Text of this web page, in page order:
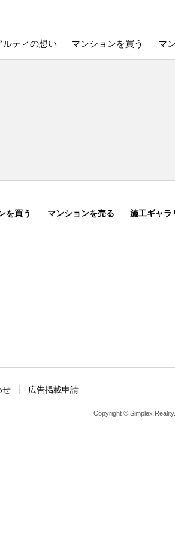
ティの想い マンションを買う マ
を買う マンションを売る 施工ギャラ
広告掲載申請
せ
Copyright © Simplex Reality.